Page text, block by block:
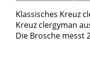
Klassisches Kreuz
Kreuz clergyman
Die Brosche messt